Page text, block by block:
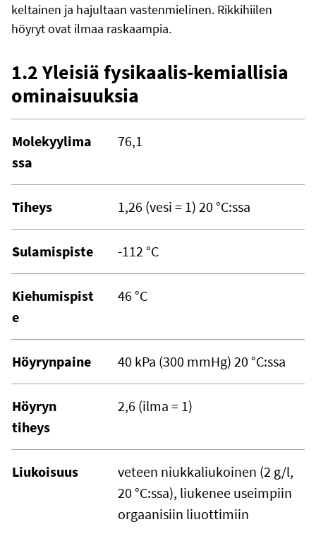
keltainen ja hajultaan vastenmielinen. Rikkihiilen
höyryt ovat ilmaa raskaampia.
1.2 Yleisiä fysikaalis-kemiallisia
ominaisuuksia
Molekyylima
ssa
76,1
Tiheys 1,26 (vesi = 1) 20 °C:ssa
Sulamispiste -112 °C
Kiehumispist
e
46 °C
Höyrynpaine 40 kPa (300 mmHg) 20 °C:ssa
Höyryn
tiheys
2,6 (ilma = 1)
Liukoisuus
veteen niukkaliukoinen (2 g/l,
20 °C:ssa), liukenee useimpiin
orgaanisiin liuottimiin